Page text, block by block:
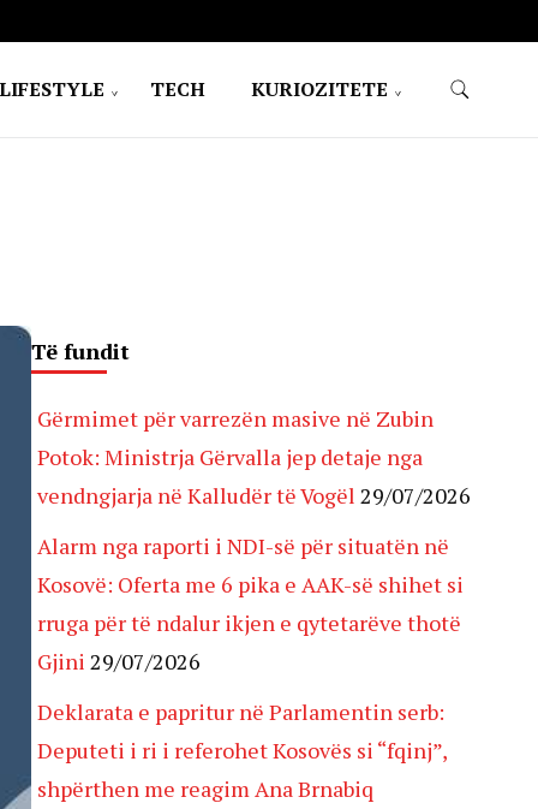
LIFESTYLE TECH KURIOZITETE
Të fundit
Gërmimet për varrezën masive në Zubin
Potok: Ministrja Gërvalla jep detaje nga
vendngjarja në Kalludër të Vogël 29/07/2026
Alarm nga raporti i NDI-së për situatën në
Kosovë: Oferta me 6 pika e AAK-së shihet si
rruga për të ndalur ikjen e qytetarëve thotë
Gjini 29/07/2026
Deklarata e papritur në Parlamentin serb:
Deputeti i ri i referohet Kosovës si “fqinj”,
shpërthen me reagim Ana Brnabiq